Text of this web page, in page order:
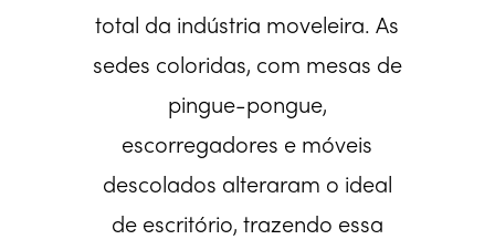
total da indústria moveleira. As
sedes coloridas, com mesas de
pingue-pongue,
escorregadores e móveis
descolados alteraram o ideal
de escritório, trazendo essa